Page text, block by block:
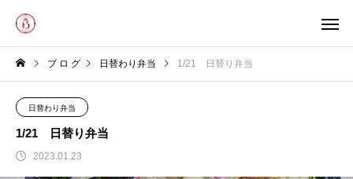
ブ ロ グ 日替わり弁当 1/21 日替り弁当
日替わり弁当
1/21 日替り弁当
2023.01.23